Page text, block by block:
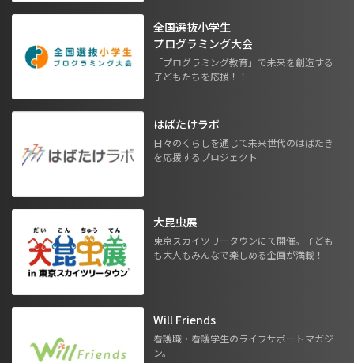
全国選抜小学生
プログラミング大会
「プログラミング教育」で未来を創造する
子どもたちを応援！！
はばたけラボ
日々のくらしを通じて未来世代のはばたき
を応援するプロジェクト
大昆虫展
東京スカイツリータウンにて開催。子ども
も大人もみんなで楽しめる企画が満載！
Will Friends
看護職・看護学生のライフサポートマガジ
ン。